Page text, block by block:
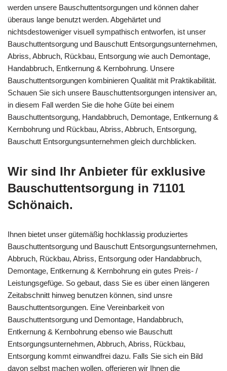
werden unsere Bauschuttentsorgungen und können daher
überaus lange benutzt werden. Abgehärtet und
nichtsdestoweniger visuell sympathisch entworfen, ist unser
Bauschuttentsorgung und Bauschutt Entsorgungsunternehmen,
Abriss, Abbruch, Rückbau, Entsorgung wie auch Demontage,
Handabbruch, Entkernung & Kernbohrung. Unsere
Bauschuttentsorgungen kombinieren Qualität mit Praktikabilität.
Schauen Sie sich unsere Bauschuttentsorgungen intensiver an,
in diesem Fall werden Sie die hohe Güte bei einem
Bauschuttentsorgung, Handabbruch, Demontage, Entkernung &
Kernbohrung und Rückbau, Abriss, Abbruch, Entsorgung,
Bauschutt Entsorgungsunternehmen gleich durchblicken.
Wir sind Ihr Anbieter für exklusive
Bauschuttentsorgung in 71101
Schönaich.
Ihnen bietet unser gütemäßig hochklassig produziertes
Bauschuttentsorgung und Bauschutt Entsorgungsunternehmen,
Abbruch, Rückbau, Abriss, Entsorgung oder Handabbruch,
Demontage, Entkernung & Kernbohrung ein gutes Preis- /
Leistungsgefüge. So gebaut, dass Sie es über einen längeren
Zeitabschnitt hinweg benutzen können, sind unsre
Bauschuttentsorgungen. Eine Vereinbarkeit von
Bauschuttentsorgung und Demontage, Handabbruch,
Entkernung & Kernbohrung ebenso wie Bauschutt
Entsorgungsunternehmen, Abbruch, Abriss, Rückbau,
Entsorgung kommt einwandfrei dazu. Falls Sie sich ein Bild
davon selbst machen wollen, offerieren wir Ihnen die